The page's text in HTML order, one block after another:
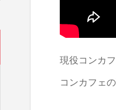
現役コンカフ
コンカフェ